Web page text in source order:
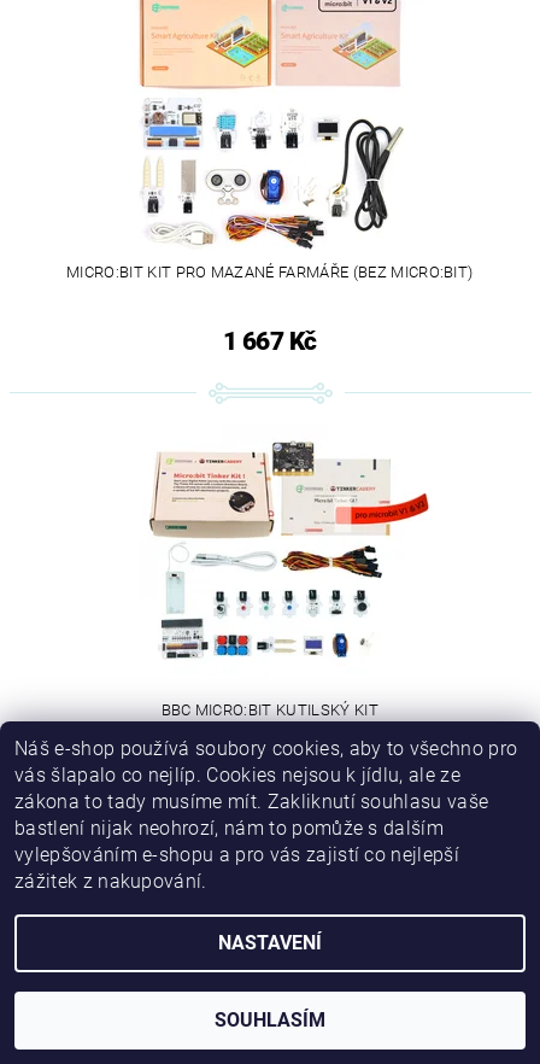
MICRO:BIT KIT PRO MAZANÉ FARMÁŘE (BEZ MICRO:BIT)
1 667 Kč
BBC MICRO:BIT KUTILSKÝ KIT
od1 444 Kč
AKCE
TIP
Náš e-shop používá soubory cookies, aby to všechno pro
vás šlapalo co nejlíp. Cookies nejsou k jídlu, ale ze
zákona to tady musíme mít. Zakliknutí souhlasu vaše
bastlení nijak neohrozí, nám to pomůže s dalším
vylepšováním e-shopu a pro vás zajistí co nejlepší
zážitek z nakupování.
NASTAVENÍ
SOUHLASÍM